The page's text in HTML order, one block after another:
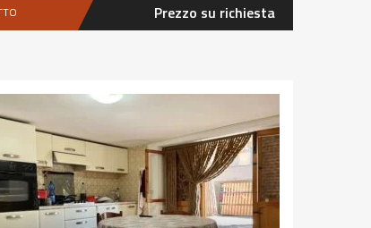
Prezzo su richiesta